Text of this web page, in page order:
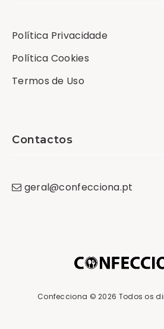
Política Privacidade
Política Cookies
Termos de Uso
Contactos
geral@confecciona.pt
Confecciona © 2026 Todos os